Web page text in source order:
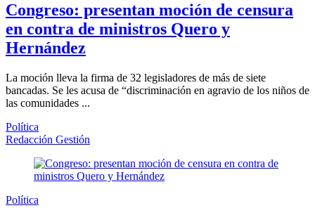
Congreso: presentan moción de censura
en contra de ministros Quero y
Hernández
La moción lleva la firma de 32 legisladores de más de siete
bancadas. Se les acusa de “discriminación en agravio de los niños de
las comunidades ...
Política
Redacción Gestión
Política